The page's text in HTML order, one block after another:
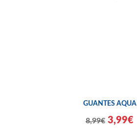
GUANTES AQUA
8,99€ 3,99€